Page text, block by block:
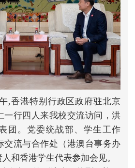
,香港特别行政区政府驻北京
一行四人来我校交流访问，洪
团。党委统战部、学生工作
交流与合作处（港澳台事务办
和香港学生代表参加会见。